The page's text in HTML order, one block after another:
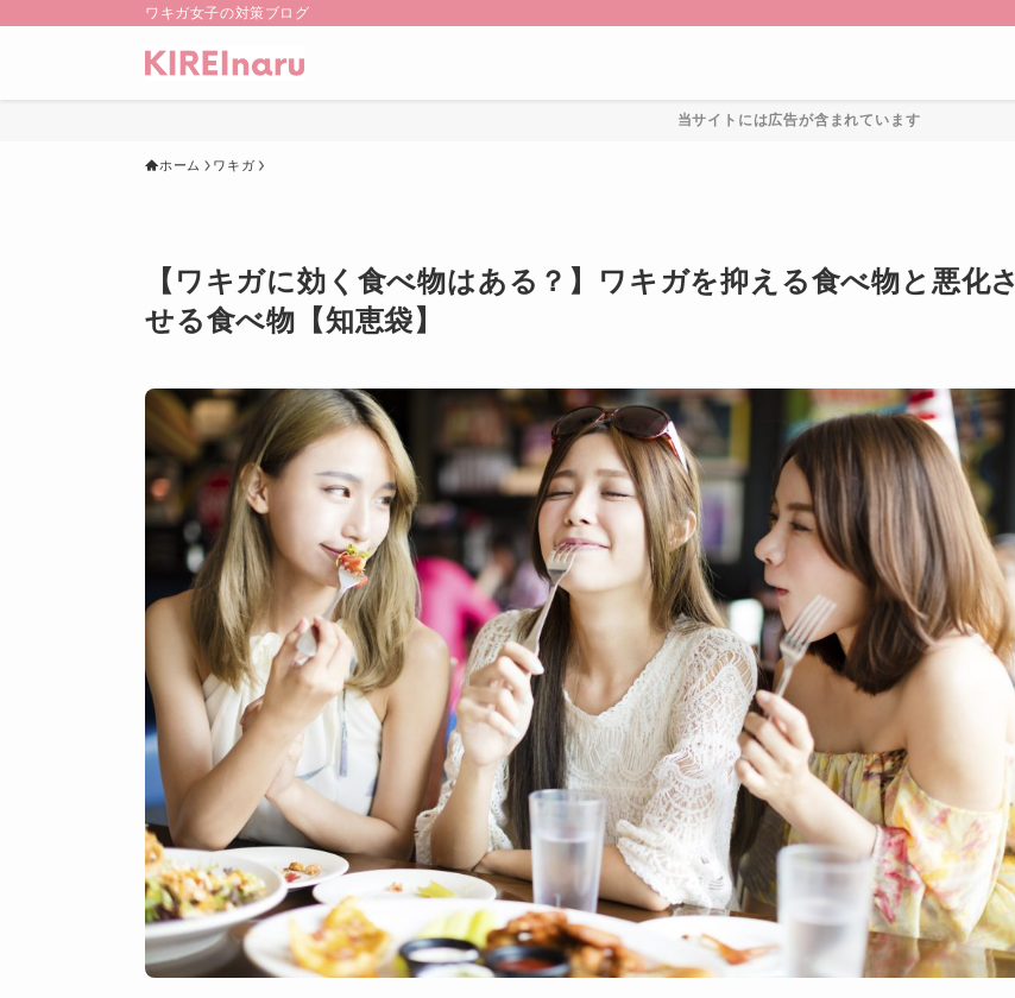
ワキガ女子の対策ブログ
当サイトには広告が含まれています
ホーム ワキガ
【ワキガに効く食べ物はある？】ワキガを抑える食べ物と悪化さ
せる食べ物【知恵袋】